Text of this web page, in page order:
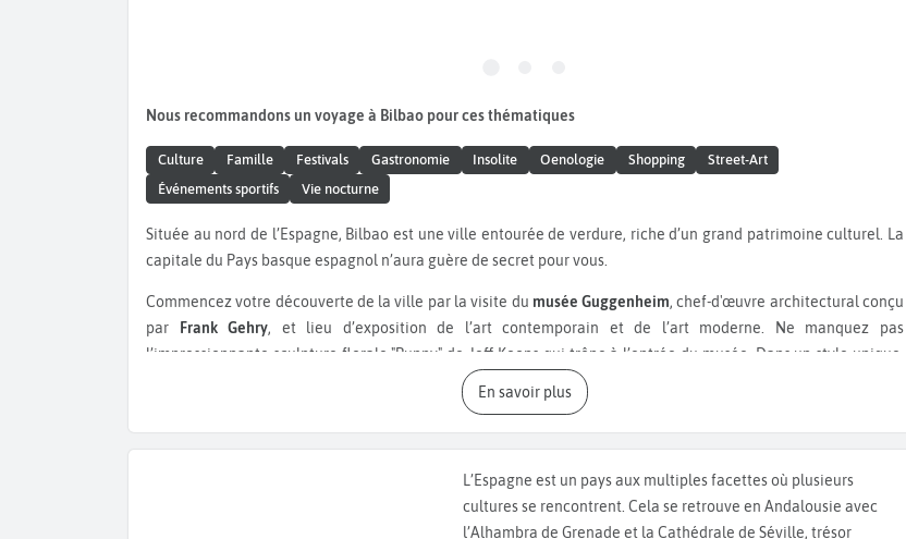
Nous recommandons un voyage à Bilbao pour ces thématiques
Culture Famille Festivals Gastronomie Insolite Oenologie Shopping
Street-Art
Événements sportifs
Vie nocturne
Située au nord de l’Espagne, Bilbao est une ville entourée de verdure, riche d’un grand patrimoine culturel. La
capitale du Pays basque espagnol n’aura guère de secret pour vous.
Commencez votre découverte de la ville par la visite du musée Guggenheim, chef-d'œuvre architectural conçu
par
Frank Gehry, et lieu d’exposition de l’art contemporain et de l’art moderne. Ne manquez pas
l’impressionnante sculpture florale "Puppy" de Jeff Koons qui trône à l’entrée du musée. Dans un style unique,
(anciennement “la Alhóndiga”), centre culturel et de loisirs conçu par
, transformé en un bâtiment historique. Cet espace pluridisciplinaire abrite une médiathèque, une
piscine suspendue et des expositions temporaires. Baladez-vous ensuite dans les ruelles pavées duquartier de
. Construite à la fin du XIVe siècle, elle abrite aujourd’hui le siège du diocèse de
Bilbao. Elle se trouve sur l'un des chemins du pèlerinage deSaint-Jacques-de-Compostelle. Ne manquez pas le
En savoir plus
L’Espagne est un pays aux multiples facettes où plusieurs
cultures se rencontrent. Cela se retrouve en Andalousie avec
l’Alhambra de Grenade et la Cathédrale de Séville, trésor